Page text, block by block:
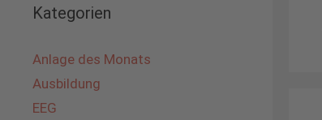
Kategorien
Anlage des Monats
Ausbildung
EEG